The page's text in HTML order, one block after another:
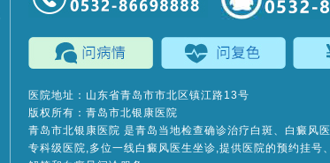
医院地址：山东省青岛市市北区镇江路13号
版权所有：青岛市北银康医院
青岛市北银康医院 是青岛当地检查确诊治疗白斑、白癜风
专科级医院,多位一线白癜风医生坐诊,提供医院的预约挂号